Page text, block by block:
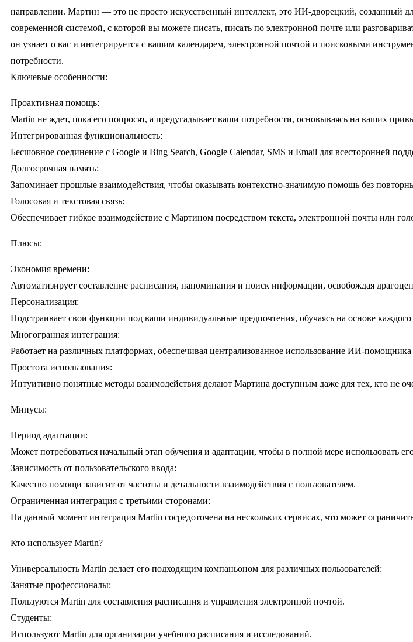
направлении. Мартин — это не просто искусственный интеллект, это ИИ-дворецкий, созданный
современной системой, с которой вы можете писать, писать по электронной почте или
он узнает о вас и интегрируется с вашим календарем, электронной почтой и поисковыми
потребности.
Ключевые особенности:
Проактивная помощь:
Martin не ждет, пока его попросят, а предугадывает ваши потребности, основываясь на ваших
Интегрированная функциональность:
Бесшовное соединение с Google и Bing Search, Google Calendar, SMS и Email для всесторонней
Долгосрочная память:
Запоминает прошлые взаимодействия, чтобы оказывать контекстно-значимую помощь без
Голосовая и текстовая связь:
Обеспечивает гибкое взаимодействие с Мартином посредством текста, электронной почты или
Плюсы:
Экономия времени:
Автоматизирует составление расписания, напоминания и поиск информации, освобождая
Персонализация:
Подстраивает свои функции под ваши индивидуальные предпочтения, обучаясь на основе
Многогранная интеграция:
Работает на различных платформах, обеспечивая централизованное использование ИИ-
Простота использования:
Интуитивно понятные методы взаимодействия делают Мартина доступным даже для тех, кто не
Минусы:
Период адаптации:
Может потребоваться начальный этап обучения и адаптации, чтобы в полной мере использовать
Зависимость от пользовательского ввода:
Качество помощи зависит от частоты и детальности взаимодействия с пользователем.
Ограниченная интеграция с третьими сторонами:
На данный момент интеграция Martin сосредоточена на нескольких сервисах, что может
Кто использует Martin?
Универсальность Martin делает его подходящим компаньоном для различных пользователей:
Занятые профессионалы:
Пользуются Martin для составления расписания и управления электронной почтой.
Студенты:
Используют Martin для организации учебного расписания и исследований.